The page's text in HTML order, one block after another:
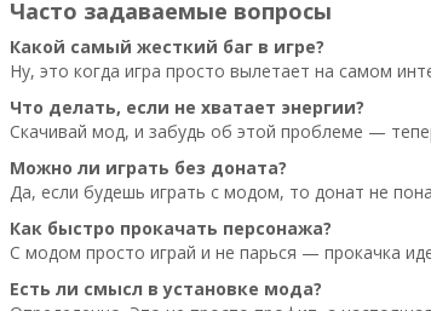
Часто задаваемые вопросы
Какой самый жесткий баг в игре?
Ну, это когда игра просто вылетает на самом
Что делать, если не хватает энергии?
Скачивай мод, и забудь об этой проблеме —
Можно ли играть без доната?
Да, если будешь играть с модом, то донат не
Как быстро прокачать персонажа?
С модом просто играй и не парься — прокачка
Есть ли смысл в установке мода?